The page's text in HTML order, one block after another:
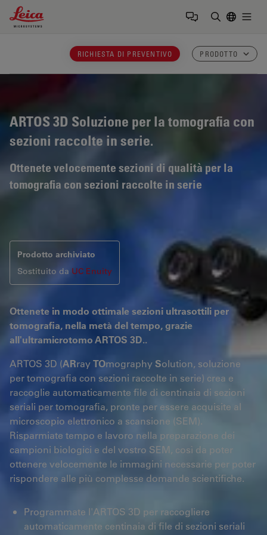
Leica Microsystems Logo
RICHIESTA DI PREVENTIVO PRODOTTO
ARTOS 3D Soluzione per la tomografia con
sezioni raccolte in serie.
Ottenete velocemente sezioni di qualità per la
tomografia con sezioni raccolte in serie
Prodotto archiviato
Sostituito da UC Enuity
Ottenete in modo ottimale sezioni ultrasottili per
tomografia, nella metà del tempo, grazie
all'ultramicrotomoARTOS 3D..
ARTOS 3D (ARrayTOmographySolution, soluzione
per tomografia con sezioni raccolte in serie) crea e
raccoglie automaticamente file di centinaia di sezioni
seriali per tomografia, pronte per essere acquisite al
microscopio elettronico a scansione (SEM).
Risparmiate tempo e lavoro nella preparazione dei
campioni biologici e del vostro SEM, così da poter
ottenere velocemente le immagini necessarie per poter
rispondere alle più complesse domande scientifiche.
Programmate l'ARTOS 3D per raccogliere
automaticamente centinaia di file di sezioni seriali